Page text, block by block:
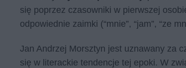
się poprzez czasowniki w pierwszej
odpowiednie zaimki (“mnie”, “jam”, “ze
Jan Andrzej Morsztyn jest uznawany za
się w literackie tendencje tej epoki. W